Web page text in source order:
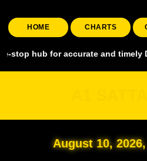
HOME CHARTS
for accurate and timely Delhi
August 10,